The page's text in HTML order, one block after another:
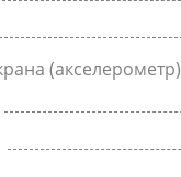
(акселерометр)